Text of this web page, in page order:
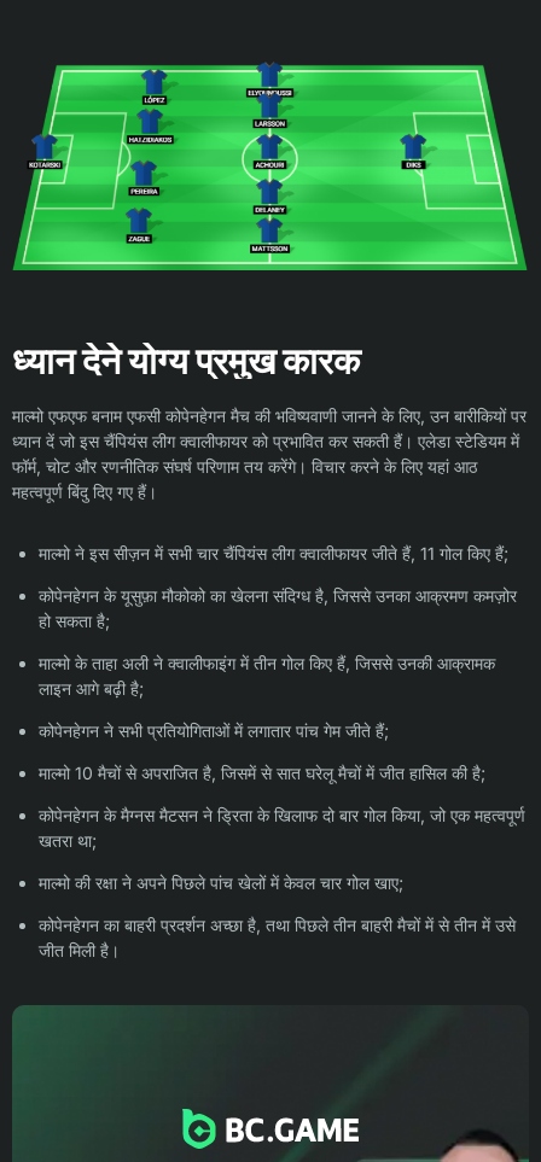
ध्यान देने योग्य प्रमुख कारक
माल्मो एफएफ बनाम एफसी कोपेनहेगन मैच की भविष्यवाणी जानने के लिए, उन बारीकियों पर
ध्यान दें जो इस चैंपियंस लीग क्वालीफायर को प्रभावित कर सकती हैं। एलेडा स्टेडियम में
फॉर्म, चोट और रणनीतिक संघर्ष परिणाम तय करेंगे। विचार करने के लिए यहां आठ
महत्वपूर्ण बिंदु दिए गए हैं।
माल्मो ने इस सीज़न में सभी चार चैंपियंस लीग क्वालीफायर जीते हैं, 11 गोल किए हैं;
कोपेनहेगन के यूसुफ़ा मौकोको का खेलना संदिग्ध है, जिससे उनका आक्रमण कमज़ोर
हो सकता है;
माल्मो के ताहा अली ने क्वालीफाइंग में तीन गोल किए हैं, जिससे उनकी आक्रामक
लाइन आगे बढ़ी है;
कोपेनहेगन ने सभी प्रतियोगिताओं में लगातार पांच गेम जीते हैं;
माल्मो 10 मैचों से अपराजित है, जिसमें से सात घरेलू मैचों में जीत हासिल की है;
कोपेनहेगन के मैग्नस मैटसन ने ड्रिता के खिलाफ दो बार गोल किया, जो एक महत्वपूर्ण
खतरा था;
माल्मो की रक्षा ने अपने पिछले पांच खेलों में केवल चार गोल खाए;
कोपेनहेगन का बाहरी प्रदर्शन अच्छा है, तथा पिछले तीन बाहरी मैचों में से तीन में उसे
जीत मिली है।